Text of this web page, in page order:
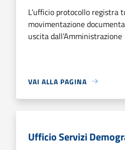
L’ufficio protocollo registra
movimentazione
uscita dall’Amministrazione
VAI ALLA PAGINA
Ufficio Servizi